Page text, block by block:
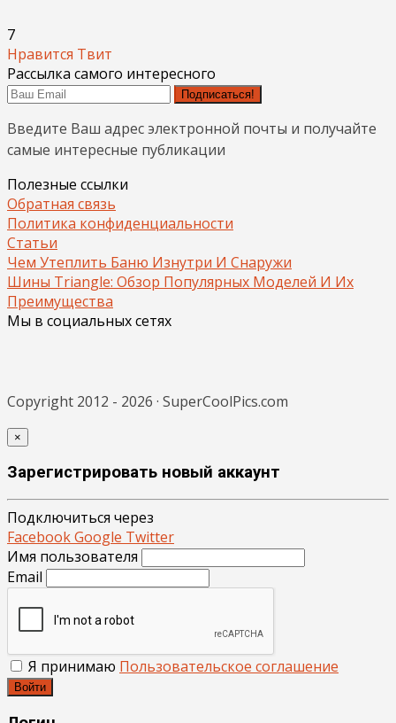
7
Нравится Твит
Рассылка самого интересного
Подписаться!
Введите Ваш адрес электронной почты и получайте
самые интересные публикации
Полезные ссылки
Обратная связь
Политика конфиденциальности
Статьи
Чем Утеплить Баню Изнутри И Снаружи
Шины Triangle: Обзор Популярных Моделей И Их
Преимущества
Мы в социальных сетях
Copyright 2012 - 2026 · SuperCoolPics.com
×
Зарегистрировать новый аккаунт
Подключиться через
FacebookGoogle Twitter
Имя пользователя
Email
Я принимаю Пользовательское соглашение
Войти